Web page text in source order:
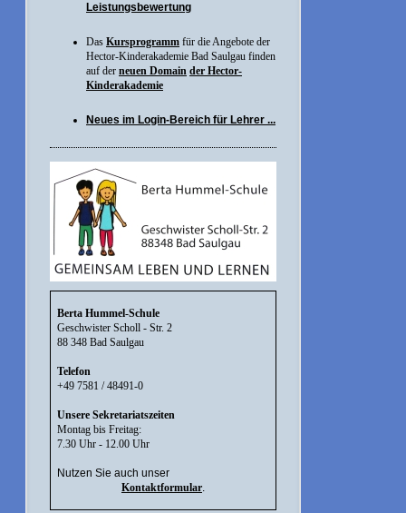
Leistungsbewertung
Das Kursprogramm für die Angebote der
Hector-Kinderakademie Bad Saulgau finden
auf der neuen Domain der Hector-
Kinderakademie
Neues im Login-Bereich für Lehrer ...
Berta Hummel-Schule
Geschwister Scholl - Str. 2
88 348 Bad Saulgau
Telefon
+49 7581 / 48491-0
Unsere Sekretariatszeiten
Montag bis Freitag:
7.30 Uhr - 12.00 Uhr
Nutzen Sie auch unser
Kontaktformular.